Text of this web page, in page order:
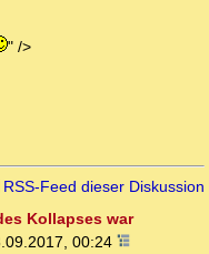
" />
RSS-Feed dieser Diskussion
Kollapses war
00:24